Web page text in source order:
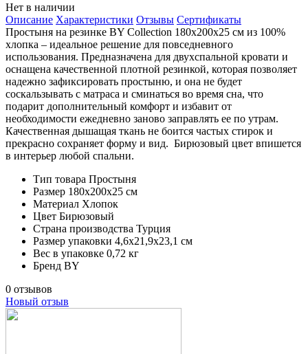
Нет в наличии
Описание Характеристики Отзывы Сертификаты
Простыня на резинке BY Collection 180х200х25 см из 100%
хлопка – идеальное решение для повседневного
использования. Предназначена для двухспальной кровати и
оснащена качественной плотной резинкой, которая позволяет
надежно зафиксировать простыню, и она не будет
соскальзывать с матраса и сминаться во время сна, что
подарит дополнительный комфорт и избавит от
необходимости ежедневно заново заправлять ее по утрам.
Качественная дышащая ткань не боится частых стирок и
прекрасно сохраняет форму и вид. Бирюзовый цвет впишется
в интерьер любой спальни.
Тип товара Простыня
Размер 180х200х25 см
Материал Хлопок
Цвет Бирюзовый
Страна производства Турция
Размер упаковки 4,6х21,9х23,1 см
Вес в упаковке 0,72 кг
Бренд BY
0 отзывов
Новый отзыв